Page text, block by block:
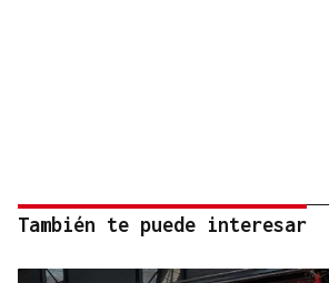
También te puede interesar